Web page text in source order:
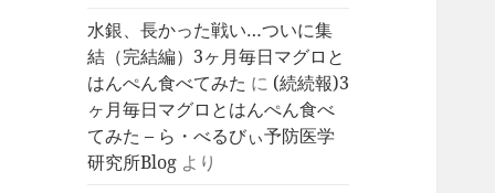
水銀、長かった戦い…ついに集
結（完結編）3ヶ月毎日マグロと
はんぺん食べてみた に (続続報)3
ヶ月毎日マグロとはんぺん食べ
てみた – ら・べるびぃ予防医学
研究所Blog より